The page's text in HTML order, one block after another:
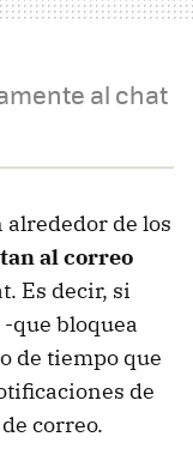
al chat
de los
al correo
Es decir, si
que bloquea
de tiempo que
de
correo.